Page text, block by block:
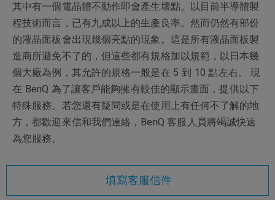
其中有一個電晶體不動作即會產生壞點。以目前半導體製
程技術而言，已有九成以上的生產良率。然而仍然有部份
的液晶面板會出現幾個亮點的現象。這是所有液晶面板製
造商所避免不了的，但這些都有規格加以規範，以日本幾
個大廠為例，其允許的規格一般是在 5 到 10 點左右。 現
在 BenQ 為了讓客戶能夠擁有較佳的顯示畫面，提供以下
特殊服務。若您還有疑問或是在使用上有任何不了解的地
方，都歡迎來信和我們連絡，BenQ 客服人員將竭誠快速
為您服務。
填寫客服信件